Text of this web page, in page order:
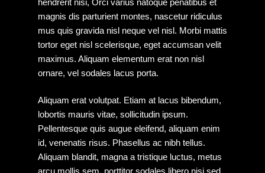
magnis dis parturient montes, nascetur ridiculus
mus quis gravida nisl neque vel nisl. Morbi mattis
tortor eget nisl scelerisque, eget accumsan velit
maximus. Aliquam elementum erat non nisl
ornare, vel sodales lacus porta.
Aliquam erat volutpat. Etiam at lacus bibendum,
lobortis mauris vitae, sollicitudin ipsum.
Pellentesque quis augue eleifend, aliquam enim
id, venenatis risus. Phasellus ac nibh tellus.
Aliquam blandit, magna a tristique luctus, metus
arcu mollis sem, porttitor sodales libero nisi sed